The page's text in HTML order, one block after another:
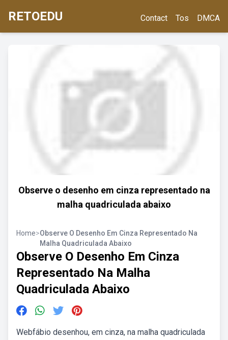
RETOEDU Contact Tos DMCA
Observe o desenho em cinza representado na
malha quadriculada abaixo
Home>Observe O Desenho Em Cinza Representado Na
Malha Quadriculada Abaixo
Observe O Desenho Em Cinza
Representado Na Malha
Quadriculada Abaixo
Webfábio desenhou, em cinza, na malha quadriculada